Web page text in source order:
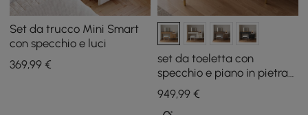
Set da trucco Mini Smart
con specchio e luci
369,99 €
set da toeletta con
specchio e piano in pietra
sinterizzata in vetro
naturale
949,99€